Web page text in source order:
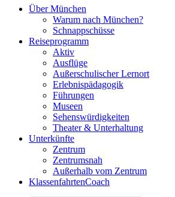
Über München
Warum nach München?
Schnappschüsse
Reiseprogramm
Aktiv
Ausflüge
Außerschulischer Lernort
Erlebnispädagogik
Führungen
Museen
Sehenswürdigkeiten
Theater & Unterhaltung
Unterkünfte
Zentrum
Zentrumsnah
Außerhalb vom Zentrum
KlassenfahrtenCoach